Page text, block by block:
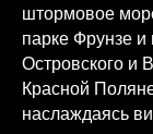
штормовое
парке Фрунзе
Островского и
Красной
наслаждаясь